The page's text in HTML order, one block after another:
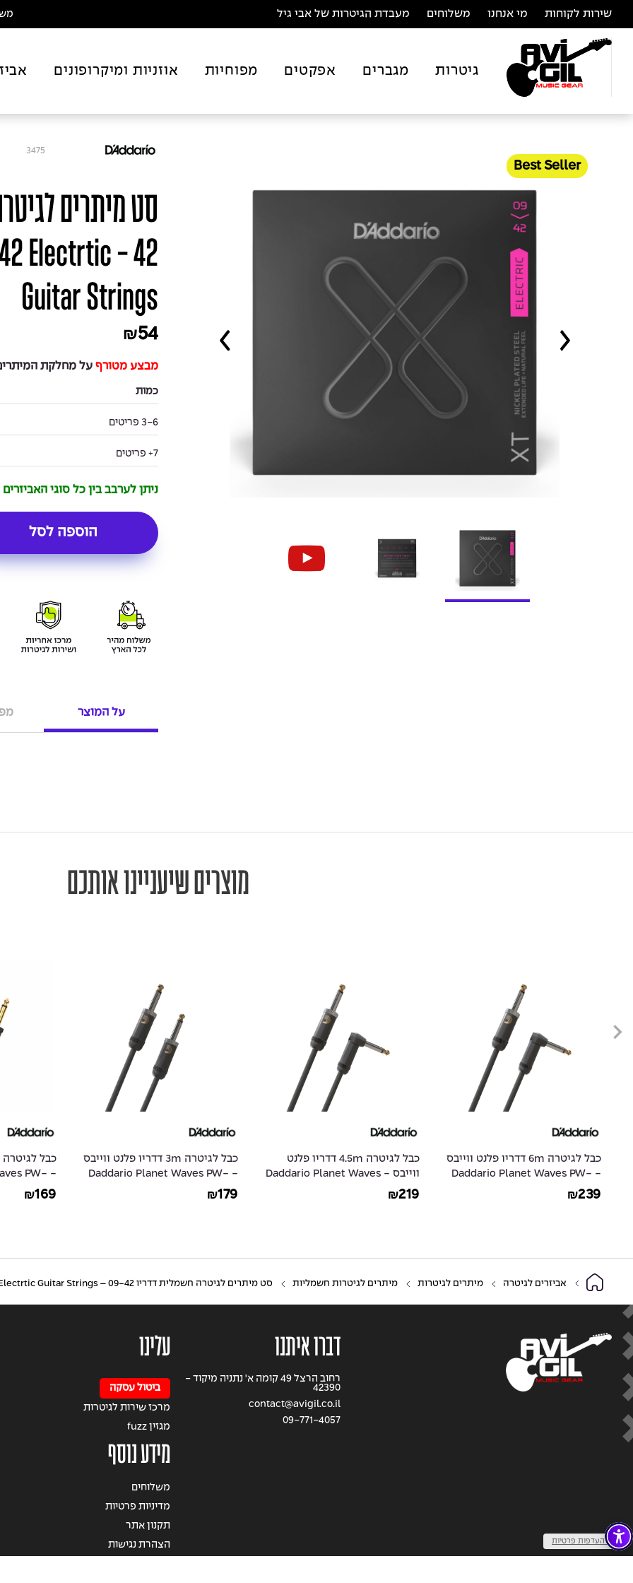
שירות לקוחות מי אנחנו משלוחים מעבדת הגיטרות של אבי גיל
גיטרות מגברים אפקטים מפוחיות אוזניות ומיקרופונים
Best Seller
3475
Electrtic
Guitar Strings
₪54
מבצע מטורף על מחלקת
כמות
3-6 פריטים
7+ פריטים
ניתן לערבב בין כל סוגי
הוספה לסל
על המוצר
מוצרים שיעניינו אותכם
כבל לגיטרה 4.5m דדריו פלנט
ווייבס - Daddario Planet Waves
PW-AMSGRA-15
₪219
כבל לגיטרה 3m דדריו פלנט ווייבס
- Daddario Planet Waves PW-
AMSG-10
₪179
כבל לגיטרה 6m דדריו פלנט ווייבס
- Daddario Planet Waves PW-
AGL-20
₪169
PW-
CGTRA-20
₪89
אביזרים לגיטרה מיתרים לגיטרות מיתרים לגיטרות חשמליות סט מיתרים לגיטרה חשמלית דדריו 09-42 – Daddario XTE0942 Electrtic Guitar Strings
דברו איתנו
רחוב הרצל 49 קומה א' נתניה מיקוד -
42390
contact@avigil.co.il
09-771-4057
עלינו
ביטול עסקה
מרכז שירות לגיטרות
מגזין fuzz
מידע נוסף
משלוחים
מדיניות פרטיות
תקנון אתר
הצהרת נגישות שנו העדפות פרטיות